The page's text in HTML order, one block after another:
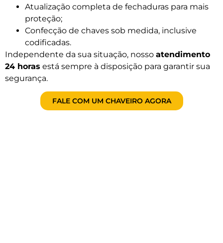
Atualização completa de fechaduras para mais
proteção;
Confecção de chaves sob medida, inclusive
codificadas.
Independente da sua situação, nosso atendimento
24 horas está sempre à disposição para garantir sua
segurança.
FALE COM UM CHAVEIRO AGORA